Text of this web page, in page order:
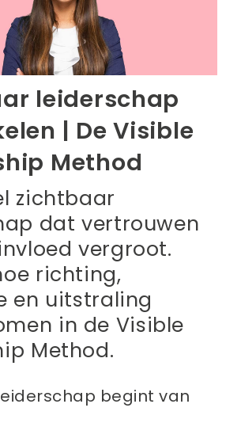
leiderschap
| De Visible
Method
zichtbaar
dat vertrouwen
vergroot.
richting,
en uitstraling
in de Visible
Method.
begint van